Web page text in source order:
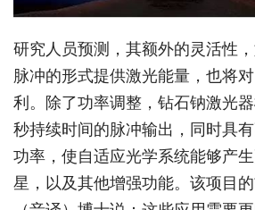
研究人员预测，其额外的灵活性
脉冲的形式提供激光能量，也将
利。除了功率调整，钻石钠激光
秒持续时间的脉冲输出，同时具
功率，使自适应光学系统能够产
星，以及其他增强功能。该项目